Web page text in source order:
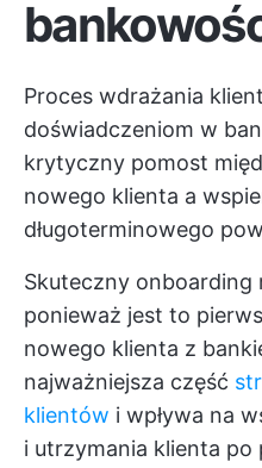
Proces wdrażania
doświadczeniom w
krytyczny pomost
nowego klienta a
długoterminowego
Skuteczny onboarding
ponieważ jest to
nowego klienta z
najważniejsza część
klientów i wpływa na
i utrzymania klienta